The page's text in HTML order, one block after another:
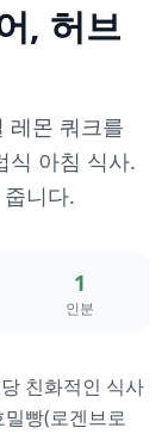
, 허브
레몬 쿼크를
식 아침 식사.
니다.
1
인분
친화적인 식사
빵(로겐브로